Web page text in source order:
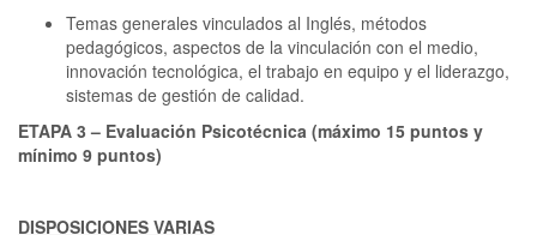
Temas generales vinculados al Inglés, métodos
pedagógicos, aspectos de la vinculación con el medio,
innovación tecnológica, el trabajo en equipo y el liderazgo,
sistemas de gestión de calidad.
ETAPA 3 – Evaluación Psicotécnica (máximo 15 puntos y
mínimo 9 puntos)
DISPOSICIONES VARIAS